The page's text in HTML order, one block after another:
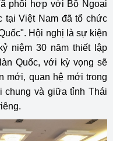
phối hợp với Bộ Ngoại
tại Việt Nam đã tổ chức
Hội nghị là sự kiện
niệm 30 năm thiết lập
Quốc, với kỳ vọng sẽ
mới, quan hệ mới trong
và giữa tỉnh Thái